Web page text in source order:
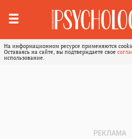
На информационном ресурсе применяются
Оставаясь на сайте, вы подтверждаете свое
использование.